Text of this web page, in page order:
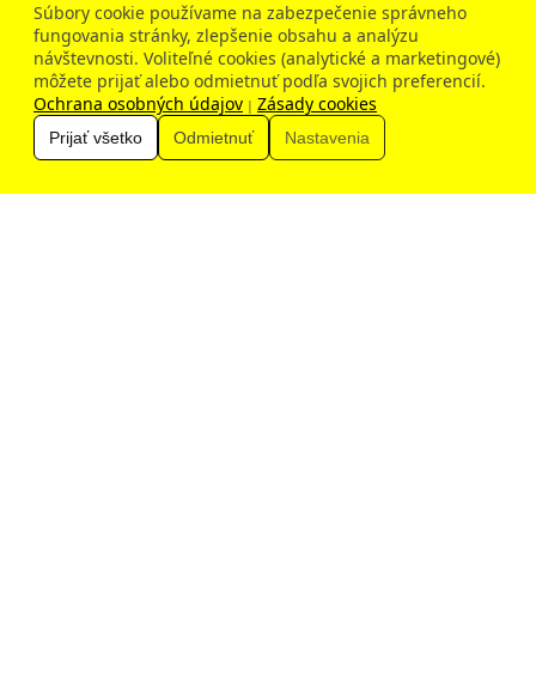
Dobrý deň, ako vám môžem pomôcť?
Súbory cookie používame na zabezpečenie správneho
fungovania stránky, zlepšenie obsahu a analýzu
návštevnosti. Voliteľné cookies (analytické a marketingové)
môžete prijať alebo odmietnuť podľa svojich preferencií.
Ochrana osobných údajov | Zásady cookies
Prijať všetko Odmietnuť Nastavenia